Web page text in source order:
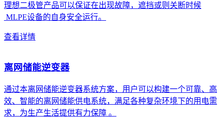
理想二极管产品可以保证在出现故障，遮挡或则关断时候
MLPE设备的自身安全运行。
查看详情
离网储能逆变器
通过本离网储能逆变器系统方案，用户可以构建一个可靠、高
效、智能的离网储能供电系统，满足各种复杂环境下的用电需
求，为生产生活提供有力保障 。